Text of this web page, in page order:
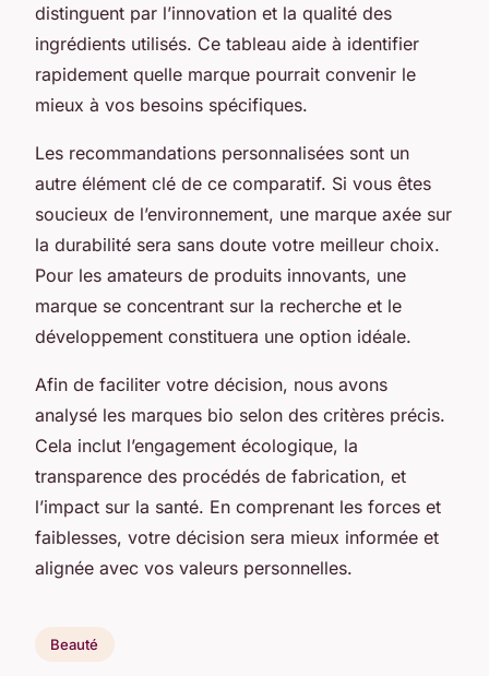
distinguent par l’innovation et la qualité des
ingrédients utilisés. Ce tableau aide à identifier
rapidement quelle marque pourrait convenir le
mieux à vos besoins spécifiques.
Les recommandations personnalisées sont un
autre élément clé de ce comparatif. Si vous êtes
soucieux de l’environnement, une marque axée sur
la durabilité sera sans doute votre meilleur choix.
Pour les amateurs de produits innovants, une
marque se concentrant sur la recherche et le
développement constituera une option idéale.
Afin de faciliter votre décision, nous avons
analysé les marques bio selon des critères précis.
Cela inclut l’engagement écologique, la
transparence des procédés de fabrication, et
l’impact sur la santé. En comprenant les forces et
faiblesses, votre décision sera mieux informée et
alignée avec vos valeurs personnelles.
Beauté